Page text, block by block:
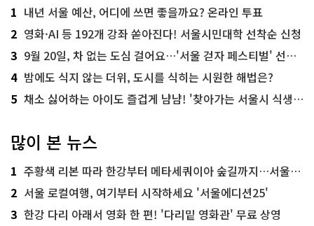
1 내년 서울 예산, 어디에 쓰면 좋을까요? 온라인 투표
2 영화·AI 등 192개 강좌 쏟아진다! 서울시민대학 선착순 신청
3 9월 20일, 차 없는 도심 걸어요…'서울 걷자 페스티벌' 선착순 5천명
4 밤에도 식지 않는 더위, 도시를 식히는 시원한 해법은?
5 채소 싫어하는 아이도 즐겁게 냠냠! '찾아가는 서울시 식생활 교육' 현장
많이 본 뉴스
1 주황색 리본 따라 한강부터 메타세쿼이아 숲길까지…서울둘레길 15코스
2 서울 로컬여행, 여기부터 시작하세요 '서울에디션25'
3 한강 다리 아래서 영화 한 편! '다리밑 영화관' 무료 상영